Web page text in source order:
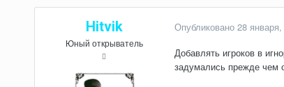
Hitvik
Юный открыватель
Опубликовано 28
Добавлять игроков в
задумались прежде чем